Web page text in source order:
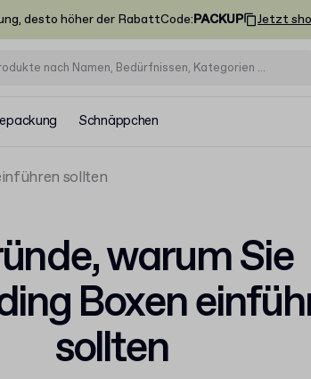
desto höher der RabattCode:PACKUP Jetzt
Schnäppchen
sollten
warum Sie
Boxen
sollten